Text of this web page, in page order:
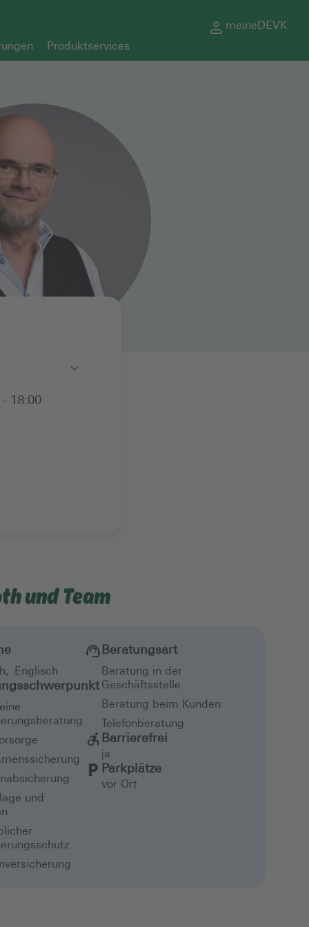
meineDEVK
Produktservices
- 18:00
Toggle
und Team
, Englisch
und
Beratungsart
Beratung in der
Geschäftsstelle
Beratung beim Kunden
Telefonberatung
Barrierefrei
ja
Parkplätze
vor Ort